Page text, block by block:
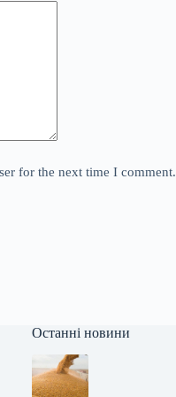
for the next time I comment.
Останні новини